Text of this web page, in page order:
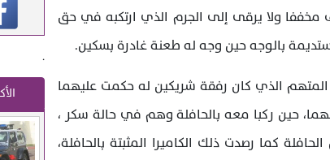
ولا يرقى إلى الجرم الذي ارتكبه في حق
بالوجه حين وجه له طعنة غادرة بسكين.
الذي كان رفقة شريكين له حكمت عليهما
حين ركبا معه بالحافلة وهم في حالة سكر ،
كما رصدت ذلك الكاميرا المثبتة بالحافلة،
.